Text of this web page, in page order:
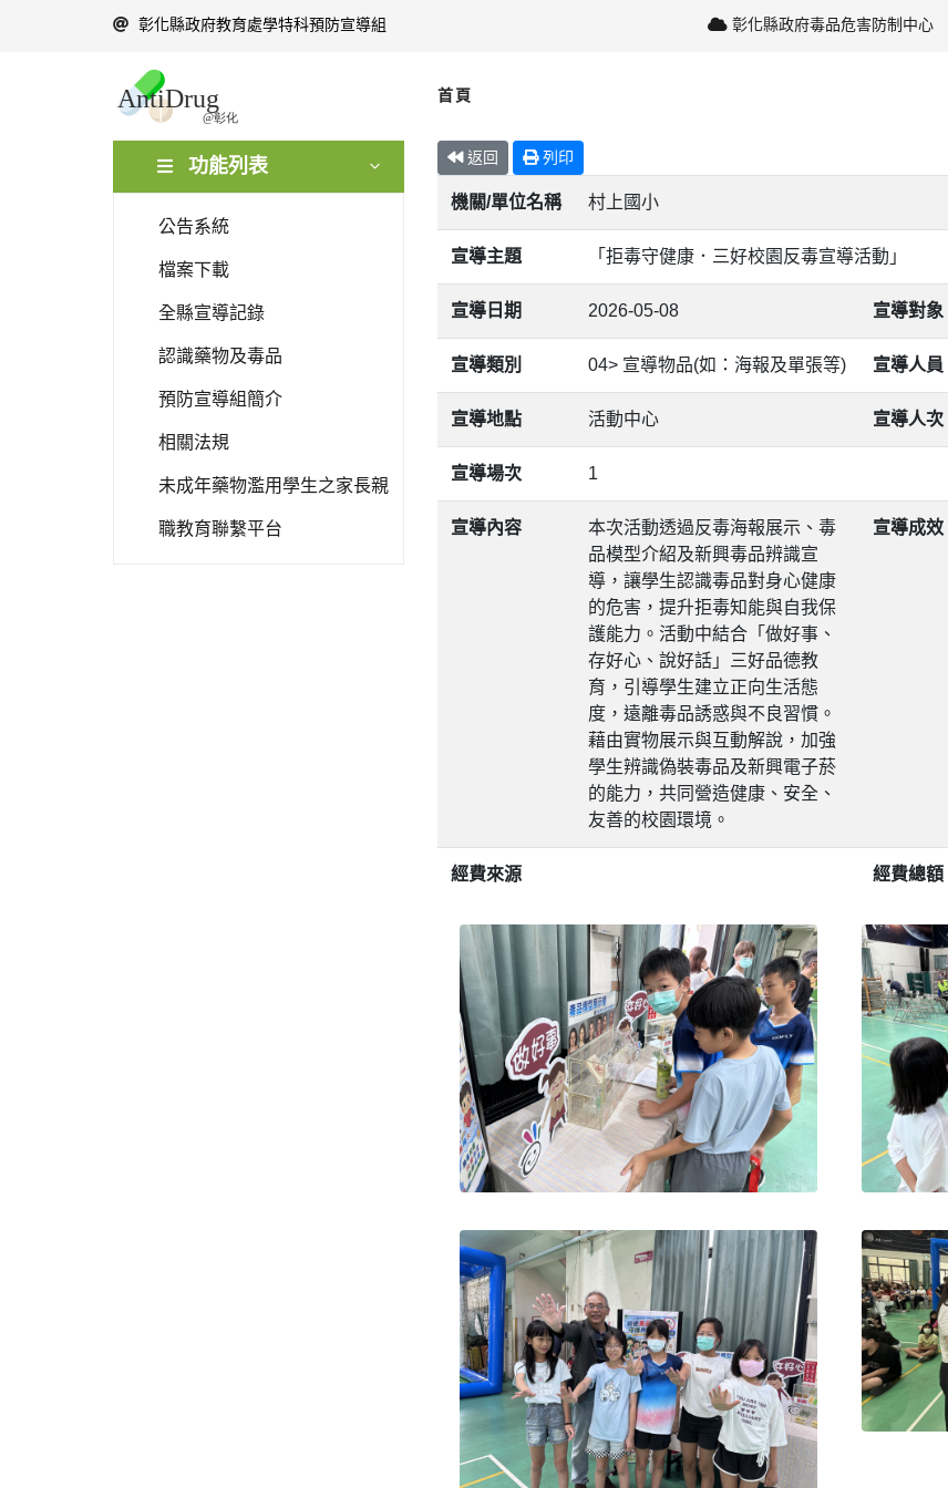
彰化縣政府教育處學特科預防宣導組 彰化縣政府毒品危害防制中心
首頁
功能列表
公告系統
檔案下載
全縣宣導記錄
認識藥物及毒品
預防宣導組簡介
相關法規
未成年藥物濫用學生之家長親
職教育聯繫平台
返回 列印
機關/單位名稱 村上國小
宣導主題 「拒毒守健康．三好校園反毒宣導活動」
宣導日期 2026-05-08 宣導對象
宣導類別 04> 宣導物品(如：海報及單張等) 宣導人員
宣導地點 活動中心 宣導人次
宣導場次 1
宣導內容
本次活動透過反毒海報展示、毒
品模型介紹及新興毒品辨識宣
導，讓學生認識毒品對身心健康
的危害，提升拒毒知能與自我保
護能力。活動中結合「做好事、
存好心、說好話」三好品德教
育，引導學生建立正向生活態
度，遠離毒品誘惑與不良習慣。
藉由實物展示與互動解說，加強
學生辨識偽裝毒品及新興電子菸
的能力，共同營造健康、安全、
友善的校園環境。
宣導成效
經費來源 經費總額